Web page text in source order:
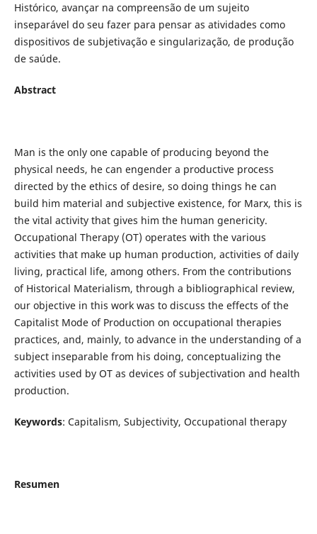
Histórico, avançar na compreensão de um sujeito
inseparável do seu fazer para pensar as atividades como
dispositivos de subjetivação e singularização, de produção
de saúde.
Abstract
Man is the only one capable of producing beyond the
physical needs, he can engender a productive process
directed by the ethics of desire, so doing things he can
build him material and subjective existence, for Marx, this is
the vital activity that gives him the human genericity.
Occupational Therapy (OT) operates with the various
activities that make up human production, activities of daily
living, practical life, among others. From the contributions
of Historical Materialism, through a bibliographical review,
our objective in this work was to discuss the effects of the
Capitalist Mode of Production on occupational therapies
practices, and, mainly, to advance in the understanding of a
subject inseparable from his doing, conceptualizing the
activities used by OT as devices of subjectivation and health
production.
Keywords: Capitalism, Subjectivity, Occupational therapy
Resumen